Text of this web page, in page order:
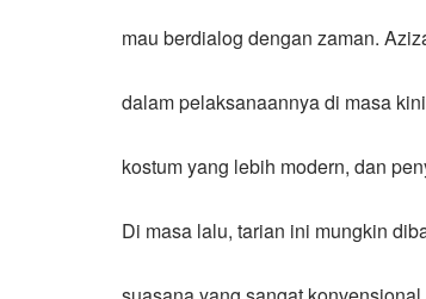
mau berdialog dengan zaman.
dalam pelaksanaannya di masa
kostum yang lebih modern, dan
Di masa lalu, tarian ini mungkin